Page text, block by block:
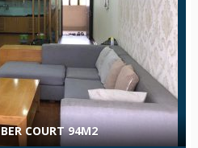
COURT 94M2